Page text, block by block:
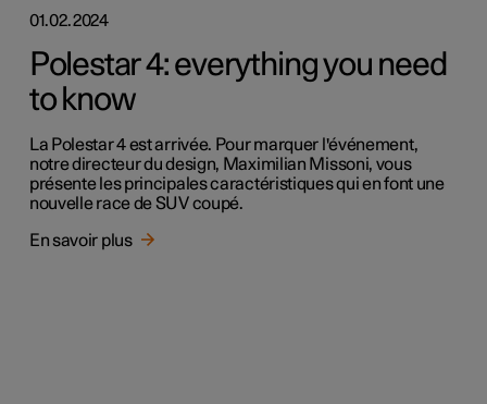
01.02.2024
Polestar 4: everything you need
to know
La Polestar 4 est arrivée. Pour marquer l'événement,
notre directeur du design, Maximilian Missoni, vous
présente les principales caractéristiques qui en font une
nouvelle race de SUV coupé.
En savoir plus